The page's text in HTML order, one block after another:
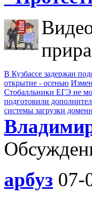
В Кузбассе задержан
открытие - осенью
Стобалльники ЕГЭ не
подготовили
системы загрузки
арбуз 07-